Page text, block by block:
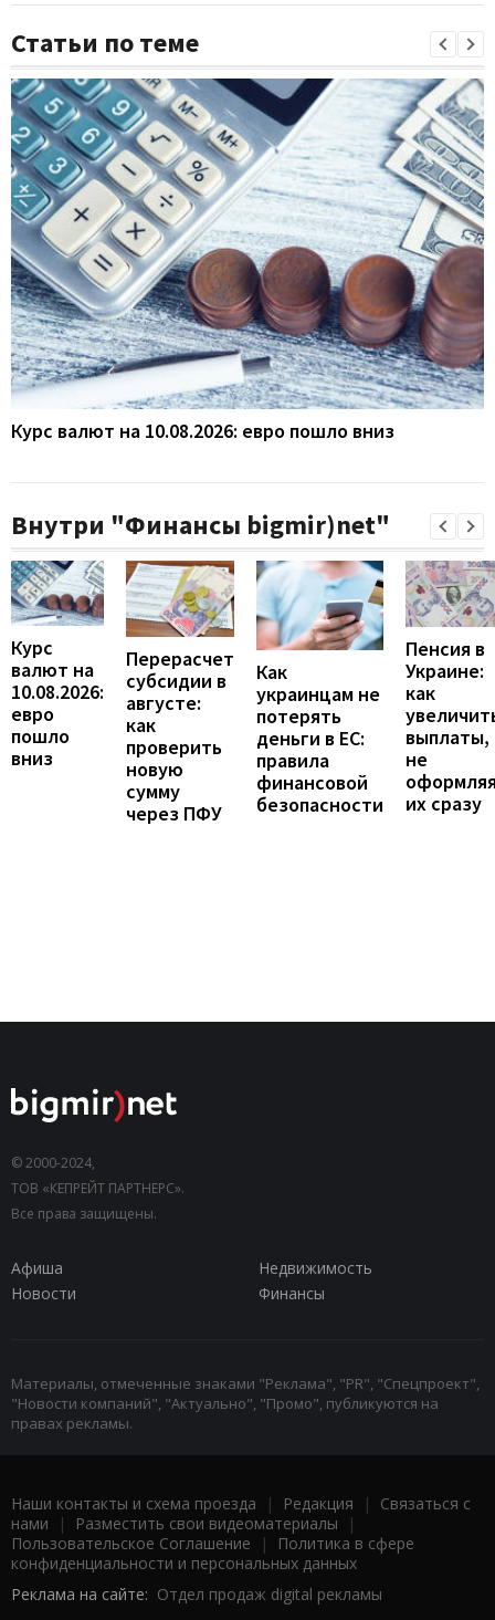
Статьи по теме
Курс валют на 10.08.2026: евро пошло вниз
Внутри "Финансы bigmir)net"
Курс
валют на
10.08.2026:
евро
пошло
вниз
Перерасчет
субсидии в
августе:
как
проверить
новую
сумму
через ПФУ
Как
украинцам не
потерять
деньги в ЕС:
правила
финансовой
безопасности
Пенсия в
Украине:
как
выплаты,
не
их сразу
© 2000-2024,
ТОВ «КЕПРЕЙТ ПАРТНЕРС».
Все права защищены.
Афиша
Недвижимость
Новости
Финансы
Материалы, отмеченные знаками "Реклама", "PR", "Спецпроект",
"Новости компаний", "Актуально", "Промо", публикуются на
правах рекламы.
Наши контакты и схема проезда | Редакция | Связаться с
нами | Разместить свои видеоматериалы |
Пользовательское Соглашение |
Политика в сфере
конфиденциальности и персональных данных
Реклама на сайте: Отдел продаж digital рекламы